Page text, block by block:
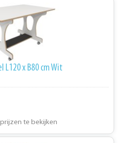
L120 x B80 cm Wit
te bekijken